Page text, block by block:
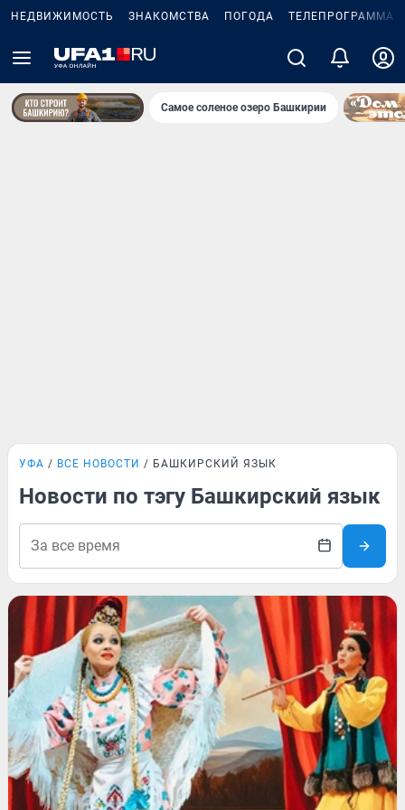
НЕДВИЖИМОСТЬ ЗНАКОМСТВА ПОГОДА ТЕЛЕПРОГРАММА
Самое соленое озеро Башкирии
УФА ВСЕ НОВОСТИ БАШКИРСКИЙ ЯЗЫК
Новости по тэгу Башкирский язык